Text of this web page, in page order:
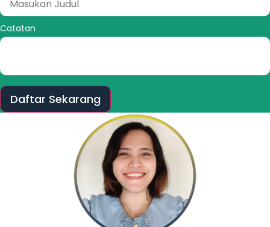
Catatan
Daftar Sekarang